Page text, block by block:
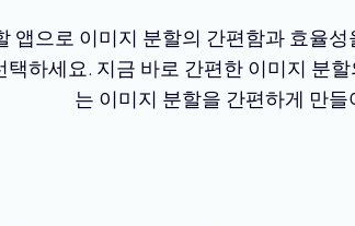
앱으로 이미지 분할의 간편함과 효율
하세요. 지금 바로 간편한 이미지 분
는 이미지 분할을 간편하게 만